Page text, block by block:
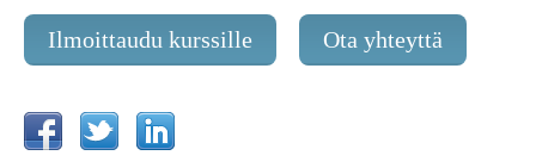
Ilmoittaudu kurssille Ota yhteyttä